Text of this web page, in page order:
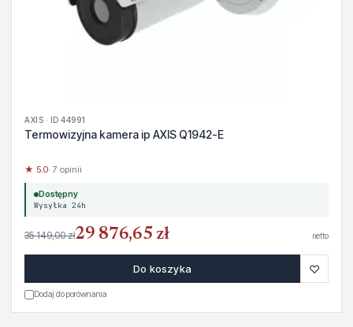
AXIS · ID 44991
Termowizyjna kamera ip AXIS Q1942-E
★ 5.0· 7 opinii
Dostępny
Wysyłka 24h
35 149,00 zł29 876,65 zł netto
Do koszyka ♡
Dodaj do porównania